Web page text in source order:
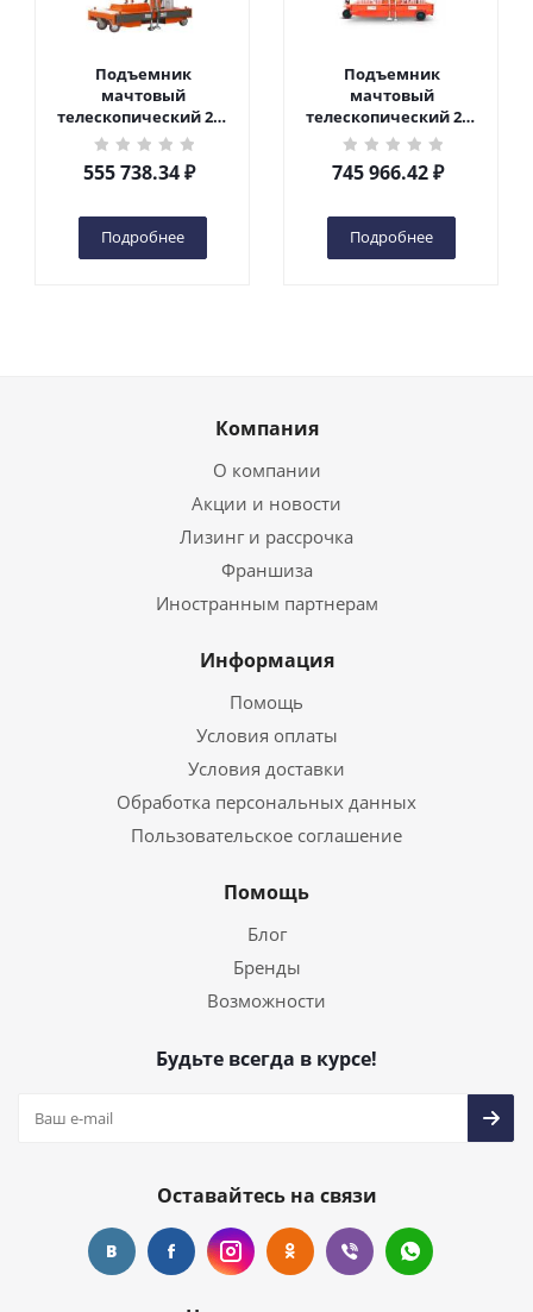
Подъемник
мачтовый
телескопический 200
кг 6 м TOR GTWY6-200S
DC 2-мачтовый
(автономный) (G) в
555 738.34₽
Подробнее
Подъемник
мачтовый
телескопический 200
кг 10 м TOR GTWY10-
200S DC 2-мачтовый
(автономный) (N) в
745 966.42₽
Подробнее
Компания
О компании
Акции и новости
Лизинг и рассрочка
Франшиза
Иностранным партнерам
Информация
Помощь
Условия оплаты
Условия доставки
Обработка персональных данных
Пользовательское соглашение
Помощь
Блог
Бренды
Возможности
Будьте всегда в курсе!
Оставайтесь на связи